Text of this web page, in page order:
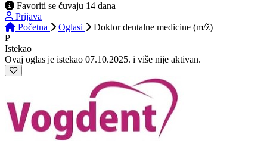
Favoriti se čuvaju 14 dana
Prijava
Početna
Oglasi
Doktor dentalne medicine (m/ž)
P+
Istekao
Ovaj oglas je istekao 07.10.2025. i više nije aktivan.